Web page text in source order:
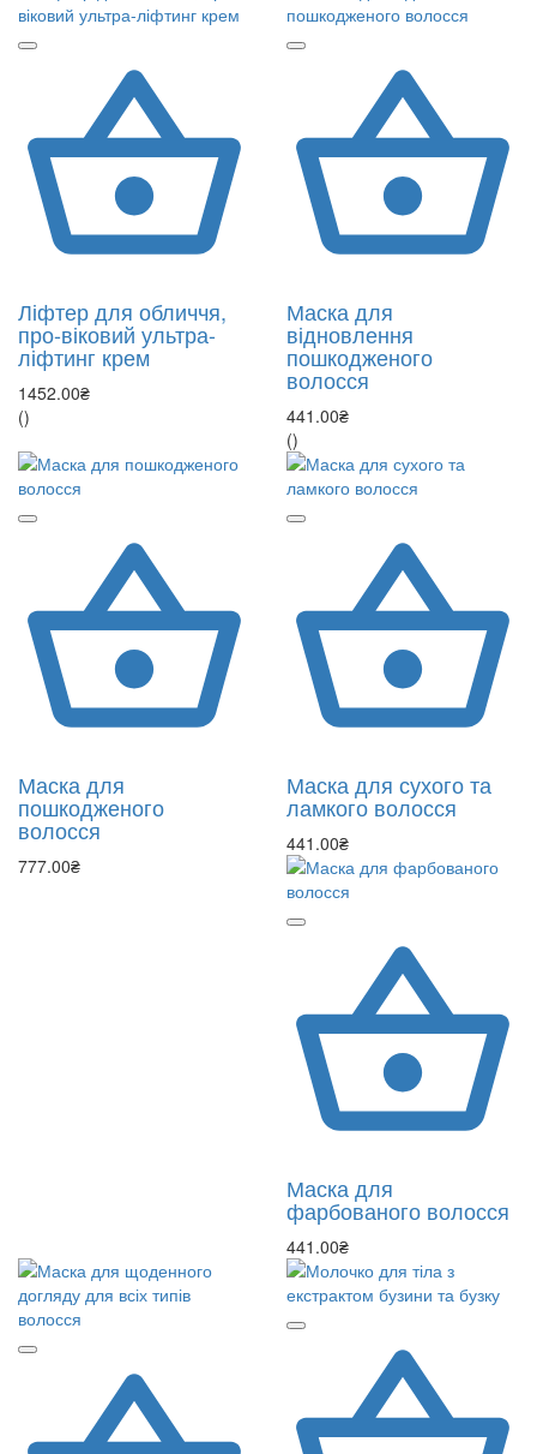
Ліфтер для обличчя,
про-віковий ультра-
ліфтинг крем
1452.00₴
()
Маска для
відновлення
пошкодженого
волосся
441.00₴
()
Маска для
пошкодженого
волосся
777.00₴
Маска для сухого та
ламкого волосся
441.00₴
Маска для
фарбованого волосся
441.00₴